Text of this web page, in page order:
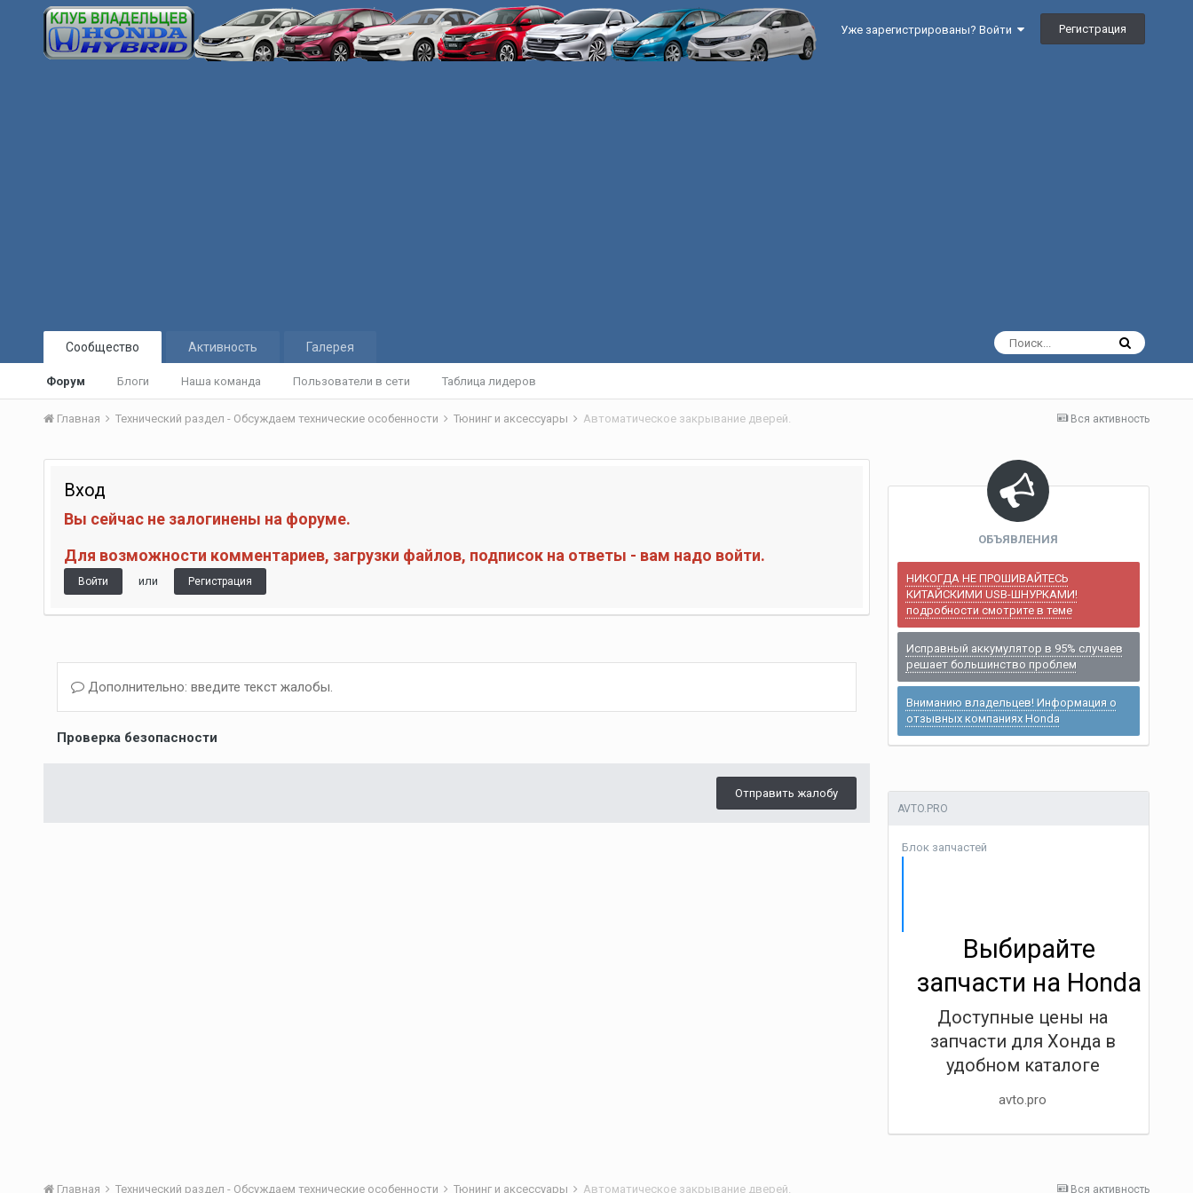
Уже зарегистрированы? Войти Регистрация
Сообщество
Форум Блоги Наша команда Пользователи в сети Таблица лидеров
Активность Галерея
Вся активность
Главная Технический раздел - Обсуждаем технические особенности Тюнинг и аксессуары Автоматическое закрывание дверей.
Вход
Вы сейчас не залогинены на форуме.
Для возможности комментариев, загрузки файлов, подписок на ответы - вам надо войти.
Войти или Регистрация
Дополнительно: введите текст жалобы.
Проверка безопасности
Отправить жалобу
ОБЪЯВЛЕНИЯ
НИКОГДА НЕ ПРОШИВАЙТЕСЬ
КИТАЙСКИМИ USB-ШНУРКАМИ!
подробности смотрите в теме
Исправный аккумулятор в 95% случаев
решает большинство проблем
Вниманию владельцев! Информация о
отзывных компаниях Honda
AVTO.PRO
Блок запчастей
Выбирайте
запчасти на Honda
Доступные цены на
запчасти для Хонда в
удобном каталоге
avto.pro
Вся активность
Главная Технический раздел - Обсуждаем технические особенности Тюнинг и аксессуары Автоматическое закрывание дверей.